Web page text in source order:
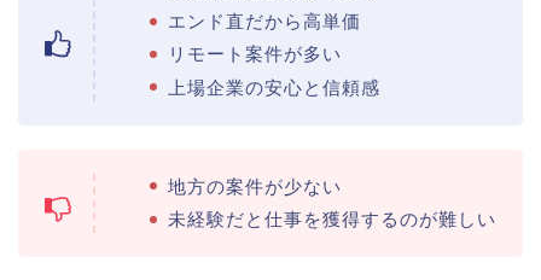
エンド直だから高単価
リモート案件が多い
上場企業の安心と信頼感
地方の案件が少ない
未経験だと仕事を獲得するのが難しい